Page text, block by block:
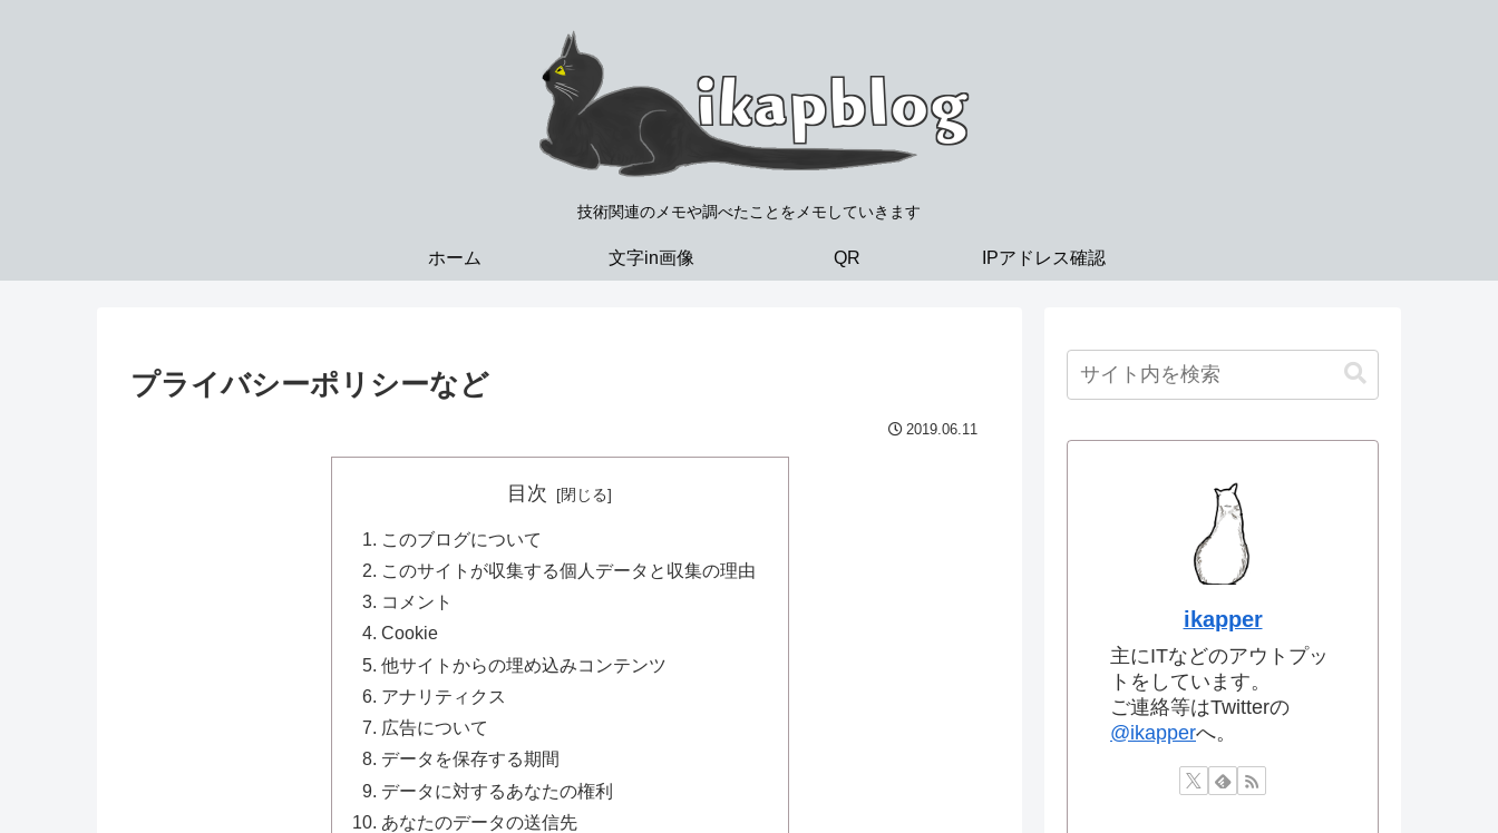
技術関連のメモや調べたことをメモしていきます
ホーム 文字in画像 QR IPアドレス確認
プライバシーポリシーなど
2019.06.11
目次
このブログについて
このサイトが収集する個人データと収集の理由
コメント
Cookie
他サイトからの埋め込みコンテンツ
アナリティクス
広告について
データを保存する期間
データに対するあなたの権利
あなたのデータの送信先
ikapper
主にITなどのアウトプッ
トをしています。
ご連絡等はTwitterの
@ikapperへ。